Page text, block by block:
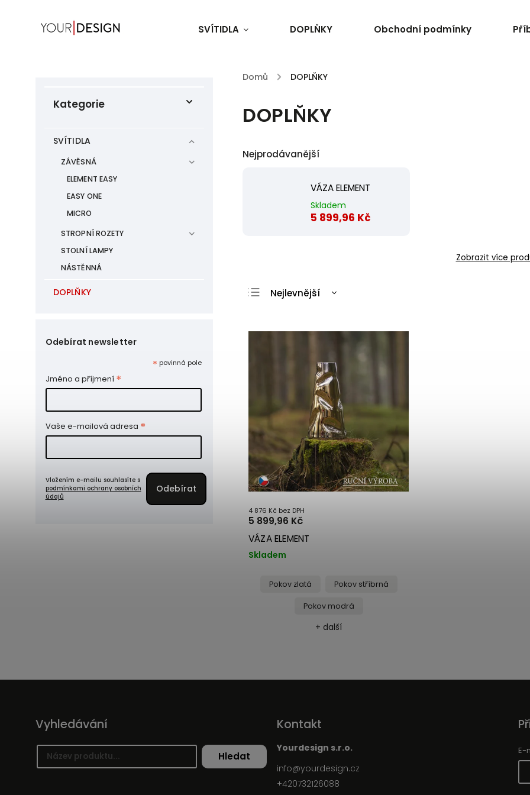
SVÍTIDLA DOPLŇKY Obchodní podmínky
Domů / DOPLŇKY
Kategorie
SVÍTIDLA
ZÁVĚSNÁ
ELEMENT EASY
EASY ONE
MICRO
STROPNÍ ROZETY
STOLNÍ LAMPY
NÁSTĚNNÁ
DOPLŇKY
Odebírat newsletter
* povinná pole
Jméno a příjmení *
Vaše e-mailová adresa *
Vložením e-mailu souhlasíte s
podmínkami ochrany osobních
údajů
DOPLŇKY
Nejprodávanější
VÁZA ELEMENT
Skladem
5 899,96 Kč
Zobrazit více
Nejlevnější
Nejprodávanější
VÁZA ELEMENT
Skladem
4 876 Kč bez DPH
5 899,96 Kč
Pokov zlatá Pokov stříbrná
Pokov modrá
+ další
Vyhledávání
Hledat
Kontakt
Yourdesign s.r.o.
info@yourdesign.cz
+420732126088
E-